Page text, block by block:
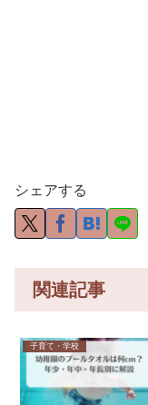
シェアする
関連記事
子育て・学校